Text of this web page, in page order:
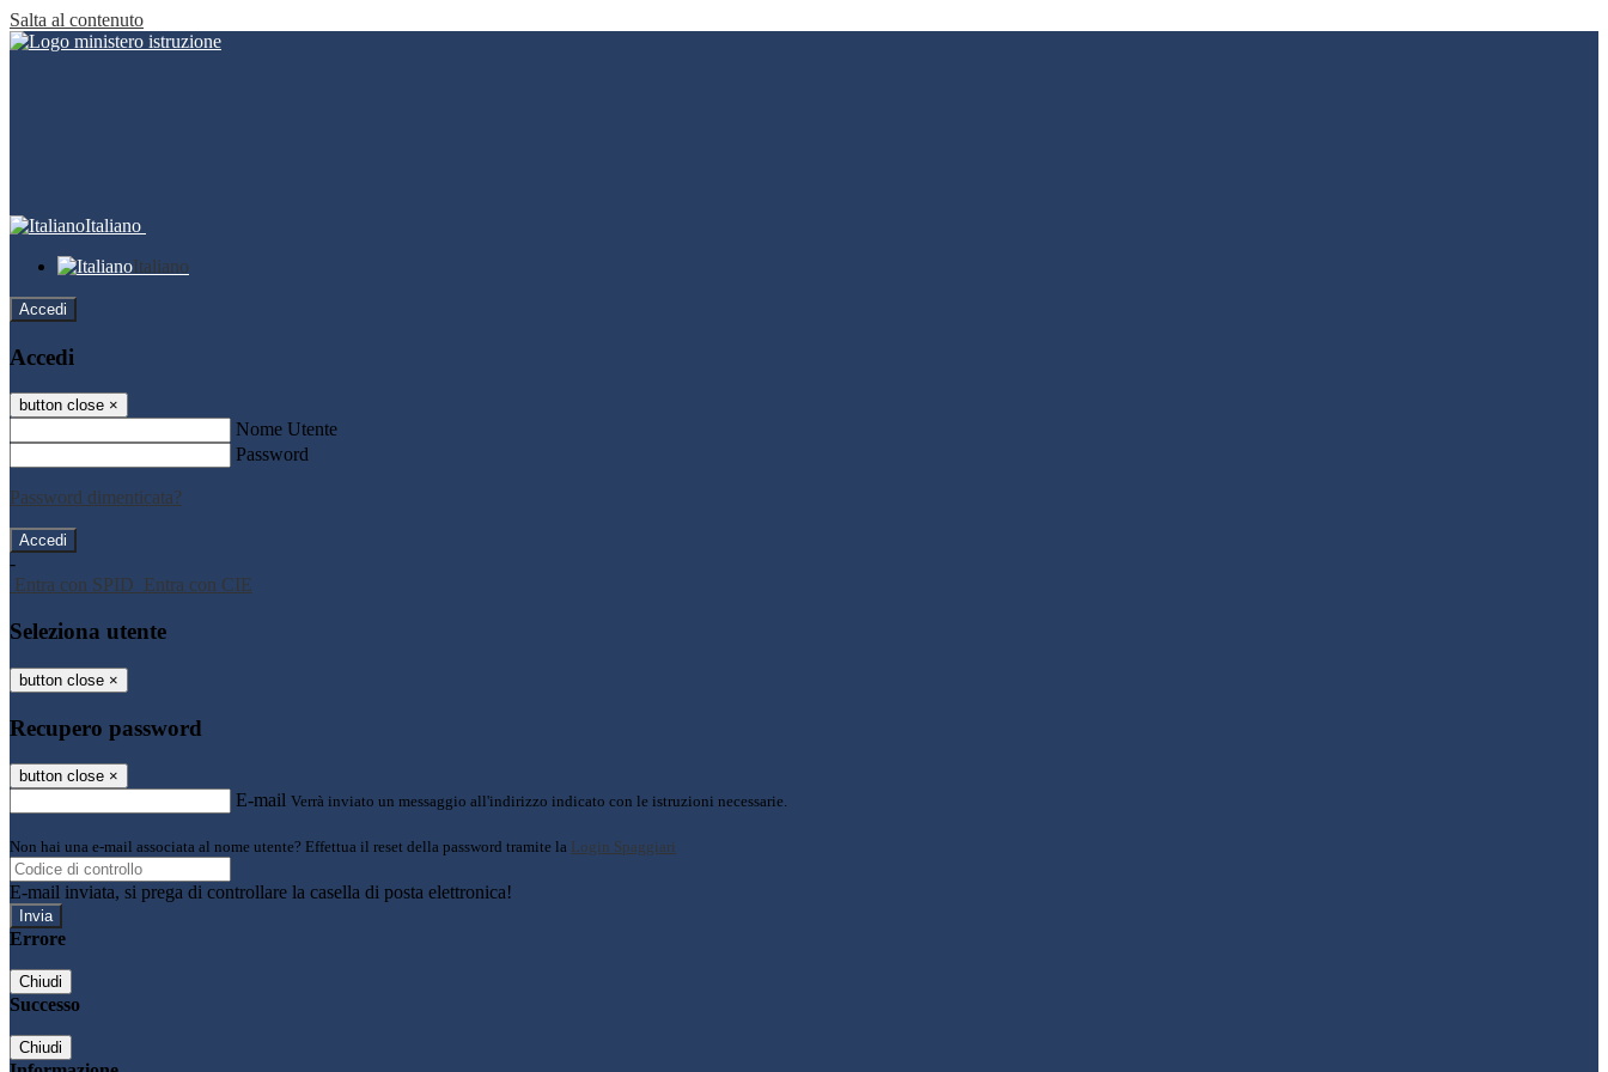
Salta al contenuto
Italiano
Italiano
Accedi
Accedi
button close ×
Nome Utente
Password
Password dimenticata?
-
Entra con SPID Entra con CIE
Seleziona utente
button close ×
Recupero password
button close ×
E-mail Verrà inviato un messaggio all'indirizzo indicato con le istruzioni necessarie.
Non hai una e-mail associata al nome utente? Effettua il reset della password tramite la Login Spaggiari
E-mail inviata, si prega di controllare la casella di posta elettronica!
Errore
Chiudi
Successo
Chiudi